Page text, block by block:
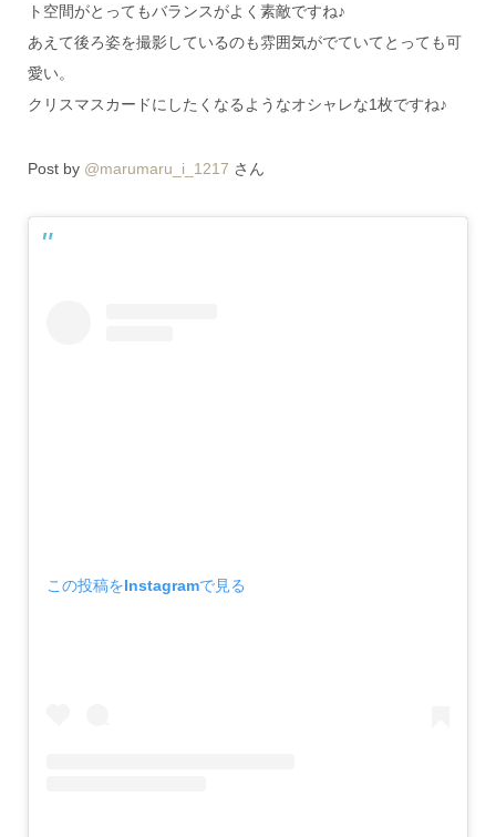
ト空間がとってもバランスがよく素敵ですね♪
あえて後ろ姿を撮影しているのも雰囲気がでていてとっても可
愛い。
クリスマスカードにしたくなるようなオシャレな1枚ですね♪
Post by @marumaru_i_1217 さん
この投稿をInstagramで見る